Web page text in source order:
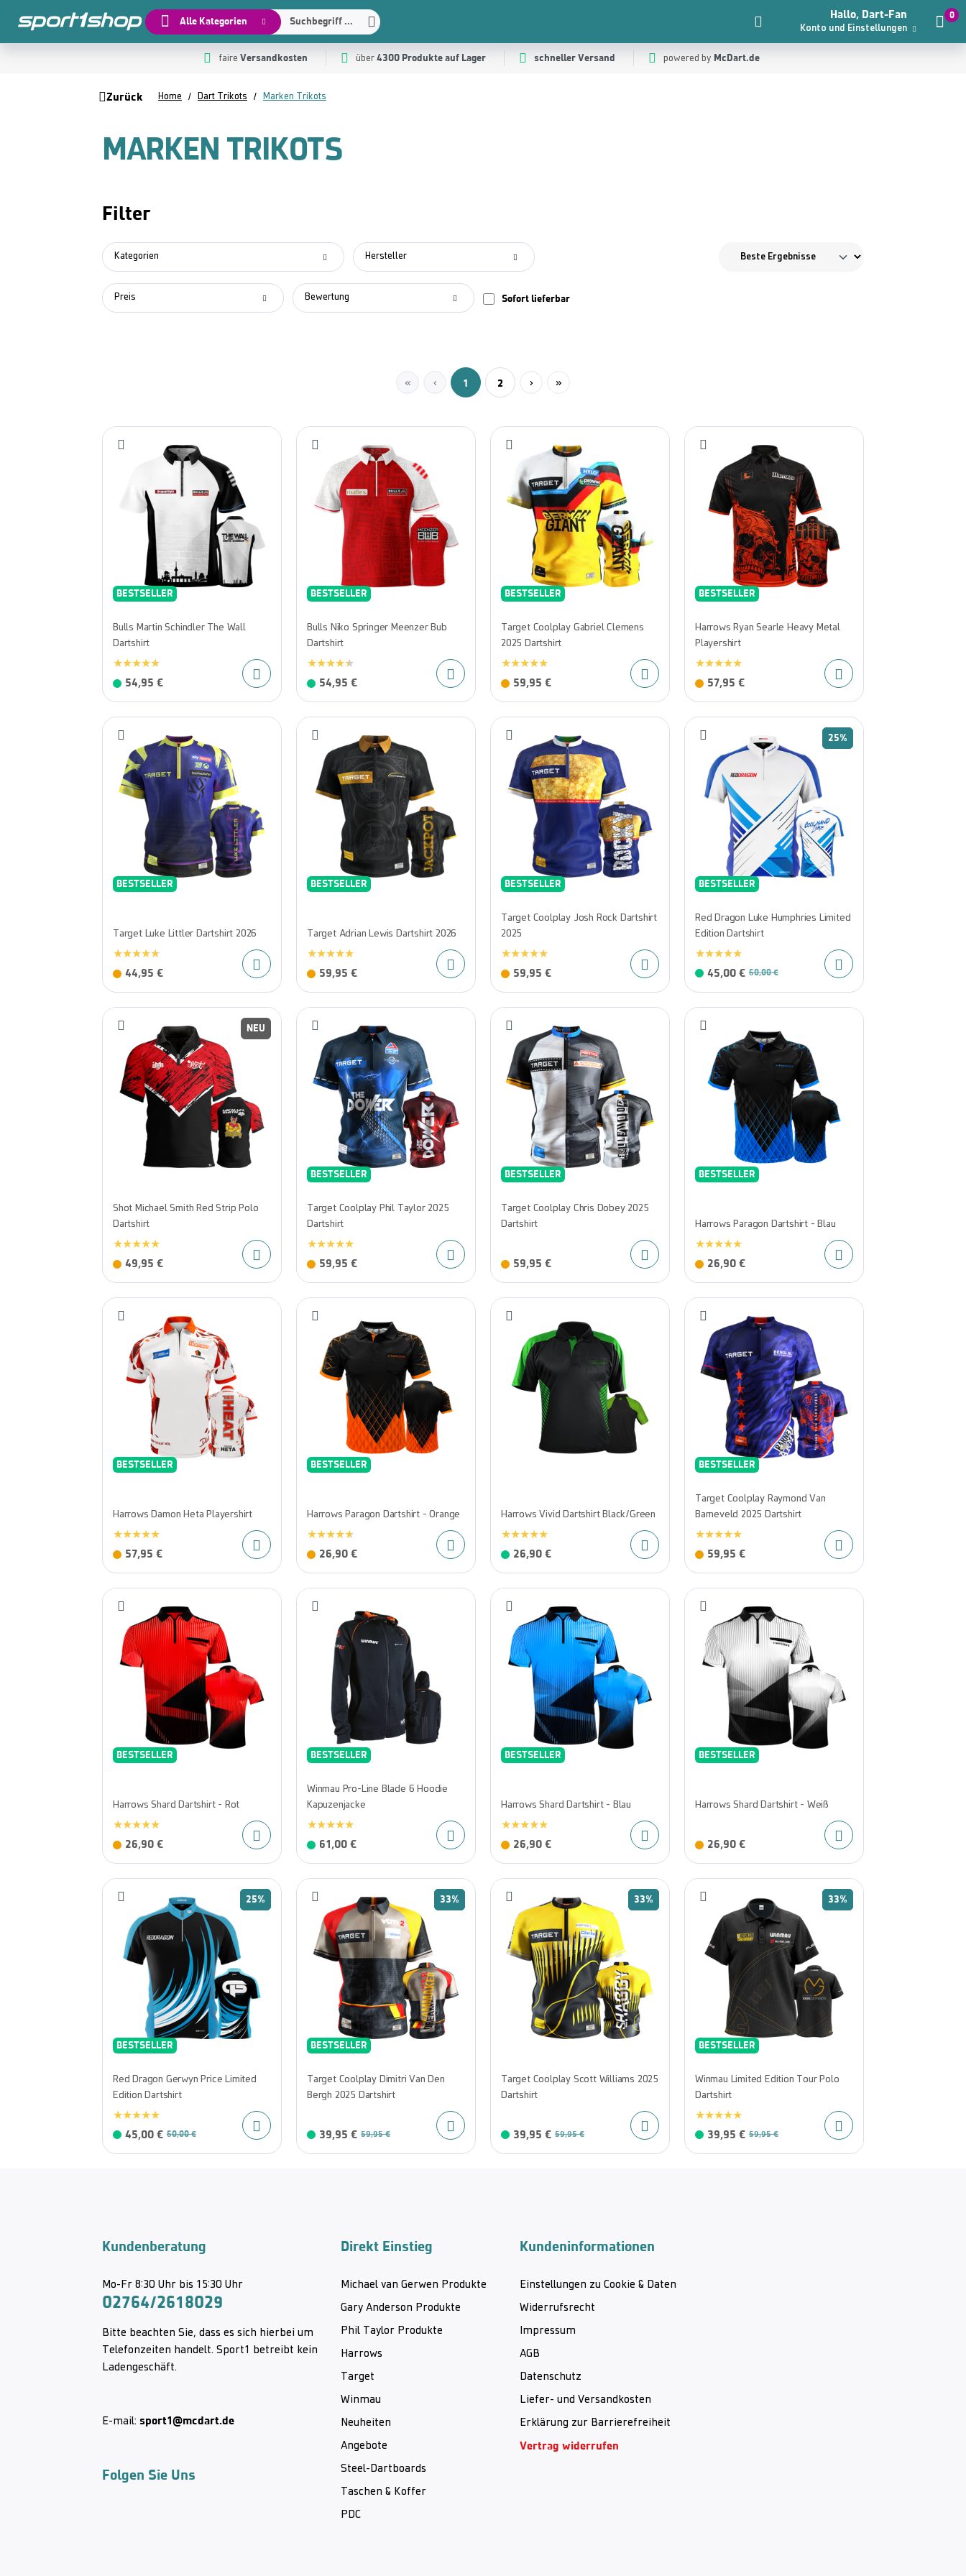
Alle Kategorien Suchbegriff ...
Hallo, Dart-Fan
Konto und Einstellungen
0
faire Versandkosten über 4300 Produkte auf Lager schneller Versand powered by McDart.de
Zurück Home Dart Trikots Marken Trikots
MARKEN TRIKOTS
Filter
Kategorien Hersteller
Preis Bewertung Sofort lieferbar
Seite
1 Seite
2
BESTSELLER
Bulls Martin Schindler The Wall
Dartshirt
54,95 €
BESTSELLER
Bulls Niko Springer Meenzer Bub
Dartshirt
54,95 €
BESTSELLER
Target Coolplay Gabriel Clemens
2025 Dartshirt
59,95 €
BESTSELLER
Harrows Ryan Searle Heavy Metal
Playershirt
57,95 €
BESTSELLER
Target Luke Littler Dartshirt 2026
44,95 €
BESTSELLER
Target Adrian Lewis Dartshirt 2026
59,95 €
BESTSELLER
Target Coolplay Josh Rock Dartshirt
2025
59,95 €
25%
BESTSELLER
Red Dragon Luke Humphries Limited
Edition Dartshirt
45,00 € 60,00 €
NEU
Shot Michael Smith Red Strip Polo
Dartshirt
49,95 €
BESTSELLER
Target Coolplay Phil Taylor 2025
Dartshirt
59,95 €
BESTSELLER
Target Coolplay Chris Dobey 2025
Dartshirt
59,95 €
BESTSELLER
Harrows Paragon Dartshirt - Blau
26,90 €
BESTSELLER
Harrows Damon Heta Playershirt
57,95 €
BESTSELLER
Harrows Paragon Dartshirt - Orange
26,90 €
Harrows Vivid Dartshirt Black/Green
26,90 €
BESTSELLER
Target Coolplay Raymond Van
Barneveld 2025 Dartshirt
59,95 €
BESTSELLER
Harrows Shard Dartshirt - Rot
26,90 €
BESTSELLER
Winmau Pro-Line Blade 6 Hoodie
Kapuzenjacke
61,00 €
BESTSELLER
Harrows Shard Dartshirt - Blau
26,90 €
BESTSELLER
Harrows Shard Dartshirt - Weiß
26,90 €
25%
BESTSELLER
Red Dragon Gerwyn Price Limited
Edition Dartshirt
45,00 € 60,00 €
33%
BESTSELLER
Target Coolplay Dimitri Van Den
Bergh 2025 Dartshirt
39,95 € 59,95 €
33%
Target Coolplay Scott Williams 2025
Dartshirt
39,95 € 59,95 €
33%
BESTSELLER
Winmau Limited Edition Tour Polo
Dartshirt
39,95 € 59,95 €
Kundenberatung
Mo-Fr 8:30 Uhr bis 15:30 Uhr
02764/2618029
Bitte beachten Sie, dass es sich hierbei um
Telefonzeiten handelt. Sport1 betreibt kein
Ladengeschäft.
E-mail: sport1@mcdart.de
Folgen Sie Uns
Direkt Einstieg
Michael van Gerwen Produkte
Gary Anderson Produkte
Phil Taylor Produkte
Harrows
Target
Winmau
Neuheiten
Angebote
Steel-Dartboards
Taschen & Koffer
PDC
Kundeninformationen
Einstellungen zu Cookie & Daten
Widerrufsrecht
Impressum
AGB
Datenschutz
Liefer- und Versandkosten
Erklärung zur Barrierefreiheit
Vertrag widerrufen